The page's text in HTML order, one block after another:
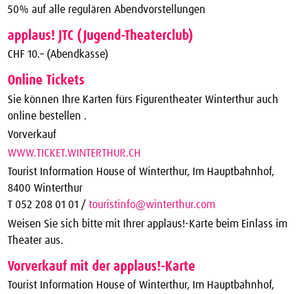
50% auf alle regulären Abendvorstellungen
applaus! JTC (Jugend-Theaterclub)
CHF 10.– (Abendkasse)
Online Tickets
Sie können Ihre Karten fürs Figurentheater Winterthur auch
online bestellen .
Vorverkauf
WWW.TICKET.WINTERTHUR.CH
Tourist Information House of Winterthur, Im Hauptbahnhof,
8400 Winterthur
T 052 208 01 01 /touristinfo@winterthur.com
Weisen Sie sich bitte mit Ihrer applaus!-Karte beim Einlass im
Theater aus.
Vorverkauf mit der applaus!-Karte
Tourist Information House of Winterthur, Im Hauptbahnhof,